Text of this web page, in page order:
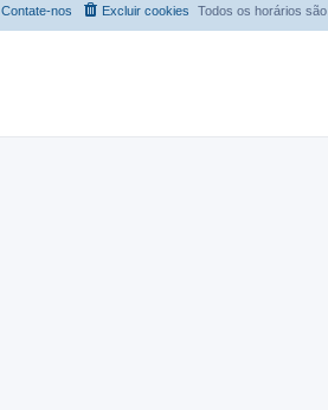
Todos os horários são
Excluir cookies
Contate-nos